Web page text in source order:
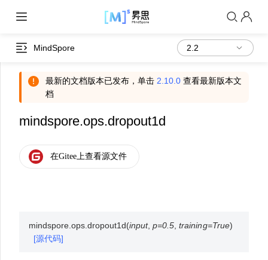
MindSpore
最新的文档版本已发布，单击 2.10.0 查看最新版本文
档
mindspore.ops.dropout1d
mindspore.ops.dropout1d(input,p=0.5 ,training=True)
[源代码]